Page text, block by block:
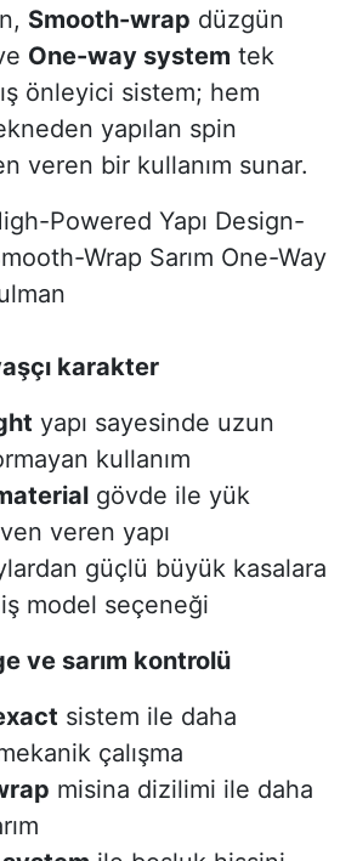
Smooth-wrap düzgün
One-way system tek
önleyici sistem; hem
yapılan spin
veren bir kullanım sunar.
Powered Yapı Design-
Wrap Sarım One-Way
karakter
yapı sayesinde uzun
kullanım
gövde ile yük
veren yapı
güçlü büyük kasalara
model seçeneği
ve sarım kontrolü
sistem ile daha
çalışma
misina dizilimi ile daha